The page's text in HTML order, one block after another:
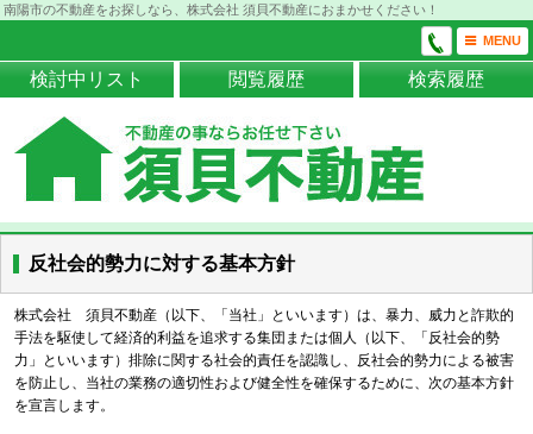
南陽市の不動産をお探しなら、株式会社 須貝不動産におまかせください！
MENU
検討中リスト 閲覧履歴 検索履歴
反社会的勢力に対する基本方針
株式会社 須貝不動産（以下、「当社」といいます）は、暴力、威力と詐欺的
手法を駆使して経済的利益を追求する集団または個人（以下、「反社会的勢
力」といいます）排除に関する社会的責任を認識し、反社会的勢力による被害
を防止し、当社の業務の適切性および健全性を確保するために、次の基本方針
を宣言します。